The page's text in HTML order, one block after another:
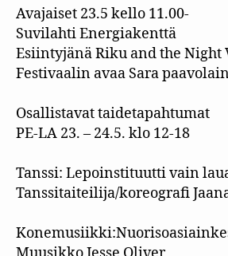
Avajaiset 23.5 kello 11.00-
Suvilahti Energiakenttä
Esiintyjänä Riku and the Night
Festivaalin avaa Sara
Osallistavat taidetapahtumat
PE-LA 23. – 24.5. klo 12-18
Tanssi: Lepoinstituutti vain
Tanssitaiteilija/koreografi